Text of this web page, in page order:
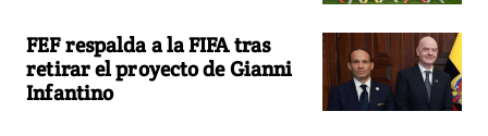
FEF respalda a la FIFA tras
retirar el proyecto de Gianni
Infantino